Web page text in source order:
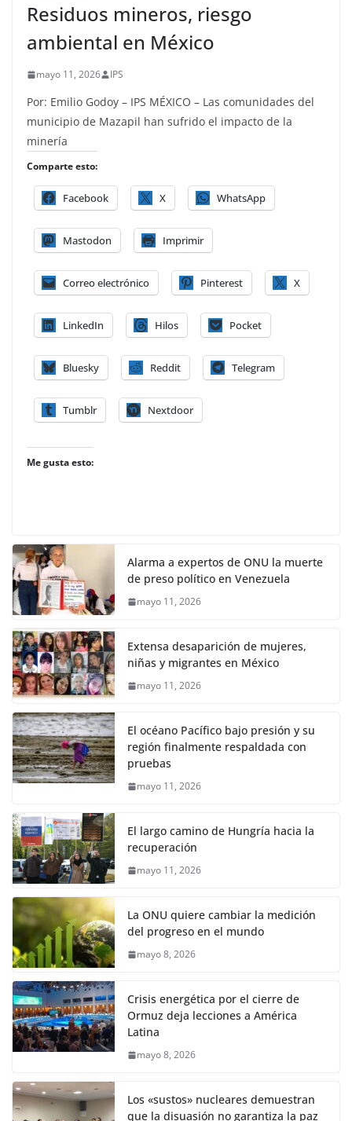
Residuos mineros, riesgo
ambiental en México
mayo 11, 2026 IPS
Por: Emilio Godoy – IPS MÉXICO – Las comunidades del
municipio de Mazapil han sufrido el impacto de la
minería
Comparte esto:
Facebook X WhatsApp
Mastodon Imprimir
Correo electrónico Pinterest X
LinkedIn Hilos Pocket
Bluesky Reddit Telegram
Tumblr Nextdoor
Me gusta esto:
Alarma a expertos de ONU la muerte
de preso político en Venezuela
mayo 11, 2026
Extensa desaparición de mujeres,
niñas y migrantes en México
mayo 11, 2026
El océano Pacífico bajo presión y su
región finalmente respaldada con
pruebas
mayo 11, 2026
El largo camino de Hungría hacia la
recuperación
mayo 11, 2026
La ONU quiere cambiar la medición
del progreso en el mundo
mayo 8, 2026
Crisis energética por el cierre de
Ormuz deja lecciones a América
Latina
mayo 8, 2026
Los «sustos» nucleares demuestran
que la disuasión no garantiza la paz